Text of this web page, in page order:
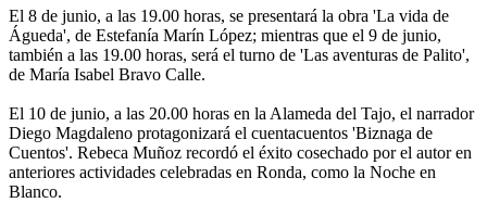
El 8 de junio, a las 19.00 horas, se presentará la obra 'La vida de
Águeda', de Estefanía Marín López; mientras que el 9 de junio,
también a las 19.00 horas, será el turno de 'Las aventuras de Palito',
de María Isabel Bravo Calle.
El 10 de junio, a las 20.00 horas en la Alameda del Tajo, el narrador
Diego Magdaleno protagonizará el cuentacuentos 'Biznaga de
Cuentos'. Rebeca Muñoz recordó el éxito cosechado por el autor en
anteriores actividades celebradas en Ronda, como la Noche en
Blanco.